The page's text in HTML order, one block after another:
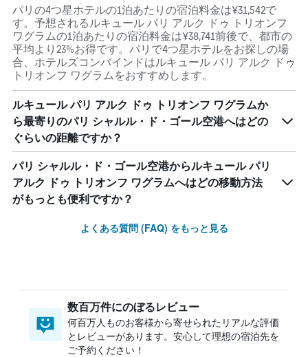
パリの4つ星ホテルの1泊あたりの宿泊料金は¥31,542で
す。予想されるルキュール パリ アルク ドゥ トリオンフ
ワグラムの1泊あたりの宿泊料金は¥38,741前後で、都市の
平均より23%お得です。パリで4つ星ホテルをお探しの場
合、ホテルズコンバインドはルキュール パリ アルク ドゥ
トリオンフ ワグラムをおすすめします。
ルキュール パリ アルク ドゥ トリオンフ ワグラムか
ら最寄りのパリ シャルル・ド・ゴール空港へはどの
ぐらいの距離ですか？
パリ シャルル・ド・ゴール空港からルキュール パリ
アルク ドゥ トリオンフ ワグラムへはどの移動方法
がもっとも便利ですか？
よくある質問 (FAQ) をもっと見る
数百万件にのぼるレビュー
何百万人ものお客様から寄せられたリアルな評価
とレビューがあります。安心して理想の宿泊先を
ご予約ください！